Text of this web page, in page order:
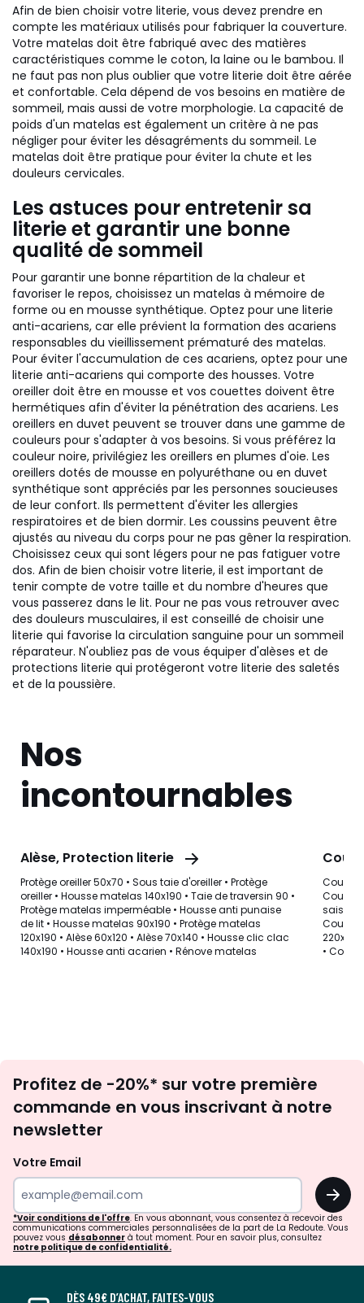
Afin de bien choisir votre literie, vous devez prendre en
compte les matériaux utilisés pour fabriquer la couverture.
Votre matelas doit être fabriqué avec des matières
caractéristiques comme le coton, la laine ou le bambou. Il
ne faut pas non plus oublier que votre literie doit être aérée
et confortable. Cela dépend de vos besoins en matière de
sommeil, mais aussi de votre morphologie. La capacité de
poids d'un matelas est également un critère à ne pas
négliger pour éviter les désagréments du sommeil. Le
matelas doit être pratique pour éviter la chute et les
douleurs cervicales.
Les astuces pour entretenir sa
literie et garantir une bonne
qualité de sommeil
Pour garantir une bonne répartition de la chaleur et
favoriser le repos, choisissez un matelas à mémoire de
forme ou en mousse synthétique. Optez pour une literie
anti-acariens, car elle prévient la formation des acariens
responsables du vieillissement prématuré des matelas.
Pour éviter l'accumulation de ces acariens, optez pour une
literie anti-acariens qui comporte des housses. Votre
oreiller doit être en mousse et vos couettes doivent être
hermétiques afin d'éviter la pénétration des acariens. Les
oreillers en duvet peuvent se trouver dans une gamme de
couleurs pour s'adapter à vos besoins. Si vous préférez la
couleur noire, privilégiez les oreillers en plumes d'oie. Les
oreillers dotés de mousse en polyuréthane ou en duvet
synthétique sont appréciés par les personnes soucieuses
de leur confort. Ils permettent d'éviter les allergies
respiratoires et de bien dormir. Les coussins peuvent être
ajustés au niveau du corps pour ne pas gêner la respiration.
Choisissez ceux qui sont légers pour ne pas fatiguer votre
dos. Afin de bien choisir votre literie, il est important de
tenir compte de votre taille et du nombre d'heures que
vous passerez dans le lit. Pour ne pas vous retrouver avec
des douleurs musculaires, il est conseillé de choisir une
literie qui favorise la circulation sanguine pour un sommeil
réparateur. N'oubliez pas de vous équiper d'alèses et de
protections literie qui protégeront votre literie des saletés
et de la poussière.
Nos
incontournables
Alèse, Protection literie
Protège oreiller 50x70 • Sous taie d'oreiller • Protège
oreiller • Housse matelas 140x190 • Taie de traversin 90 •
Protège matelas imperméable • Housse anti punaise
de lit • Housse matelas 90x190 • Protège matelas
120x190 • Alèse 60x120 • Alèse 70x140 • Housse clic clac
140x190 • Housse anti acarien • Rénove matelas
Couette
Couette
saisons
Couette
220x240
•
newsletter
Profitez de -20%* sur votre première
commande en vous inscrivant à notre
newsletter
Votre Email
OK
*Voir conditions de l'offre. En vous abonnant, vous consentez à recevoir des
communications commerciales personnalisées de la part de La Redoute. Vous
pouvez vous désabonner à tout moment. Pour en savoir plus, consultez
notre politique de confidentialité.
DÈS 49€ D’ACHAT, FAITES-VOUS